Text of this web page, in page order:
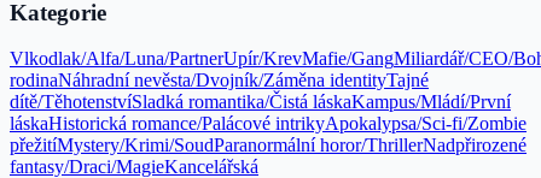
Kategorie
Vlkodlak/Alfa/Luna/PartnerUpír/KrevMafie/GangMiliardář/CEO/
rodinaNáhradní nevěsta/Dvojník/Záměna identityTajné
dítě/TěhotenstvíSladká romantika/Čistá láskaKampus/Mládí/První
láskaHistorická romance/Palácové intrikyApokalypsa/Sci-fi/Zombie
přežitíMystery/Krimi/SoudParanormální horor/ThrillerNadpřirozené
fantasy/Draci/MagieKancelářská